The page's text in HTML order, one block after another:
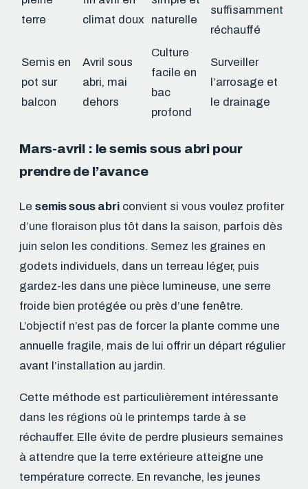
terre
climat doux
naturelle
suffisamment
réchauffé
Semis en
pot sur
balcon
Avril sous
abri, mai
dehors
Culture
facile en
bac
profond
Surveiller
l’arrosage et
le drainage
Mars-avril : le semis sous abri pour
prendre de l’avance
Le semis sous abri convient si vous voulez profiter
d’une floraison plus tôt dans la saison, parfois dès
juin selon les conditions. Semez les graines en
godets individuels, dans un terreau léger, puis
gardez-les dans une pièce lumineuse, une serre
froide bien protégée ou près d’une fenêtre.
L’objectif n’est pas de forcer la plante comme une
annuelle fragile, mais de lui offrir un départ régulier
avant l’installation au jardin.
Cette méthode est particulièrement intéressante
dans les régions où le printemps tarde à se
réchauffer. Elle évite de perdre plusieurs semaines
à attendre que la terre extérieure atteigne une
température correcte. En revanche, les jeunes